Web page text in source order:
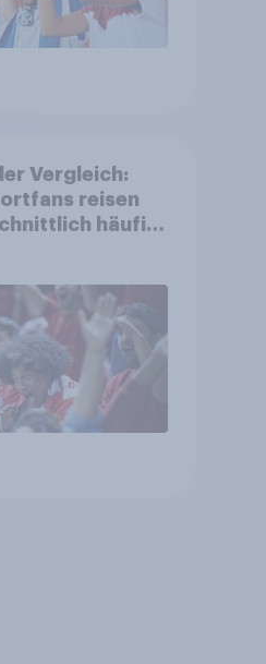
Vergleich:
reisen
häufig